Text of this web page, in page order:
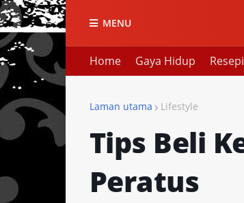
MENU
Home Gaya Hidup Resepi
Laman utama Lifestyle
Tips Beli
Peratus